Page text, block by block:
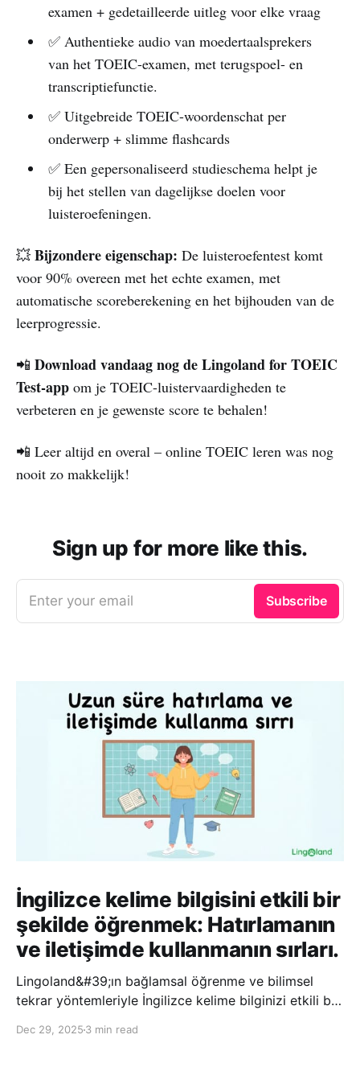
examen + gedetailleerde uitleg voor elke vraag
✅ Authentieke audio van moedertaalsprekers
van het TOEIC-examen, met terugspoel- en
transcriptiefunctie.
✅ Uitgebreide TOEIC-woordenschat per
onderwerp + slimme flashcards
✅ Een gepersonaliseerd studieschema helpt je
bij het stellen van dagelijkse doelen voor
luisteroefeningen.
💥 Bijzondere eigenschap: De luisteroefentest komt
voor 90% overeen met het echte examen, met
automatische scoreberekening en het bijhouden van de
leerprogressie.
📲 Download vandaag nog de Lingoland for TOEIC
Test-app om je TOEIC-luistervaardigheden te
verbeteren en je gewenste score te behalen!
📲 Leer altijd en overal – online TOEIC leren was nog
nooit zo makkelijk!
Sign up for more like this.
Enter your email Subscribe
İngilizce kelime bilgisini etkili bir
şekilde öğrenmek: Hatırlamanın
ve iletişimde kullanmanın sırları.
Lingoland&#39;ın bağlamsal öğrenme ve bilimsel
tekrar yöntemleriyle İngilizce kelime bilginizi etkili bir
hatırlayabilir ve daha doğal bir şekilde iletişim
Dec 29, 2025 3 min read